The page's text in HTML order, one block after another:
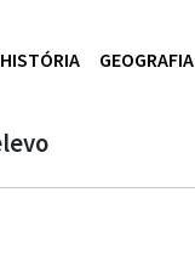
HISTÓRIA GEOGRAFIA